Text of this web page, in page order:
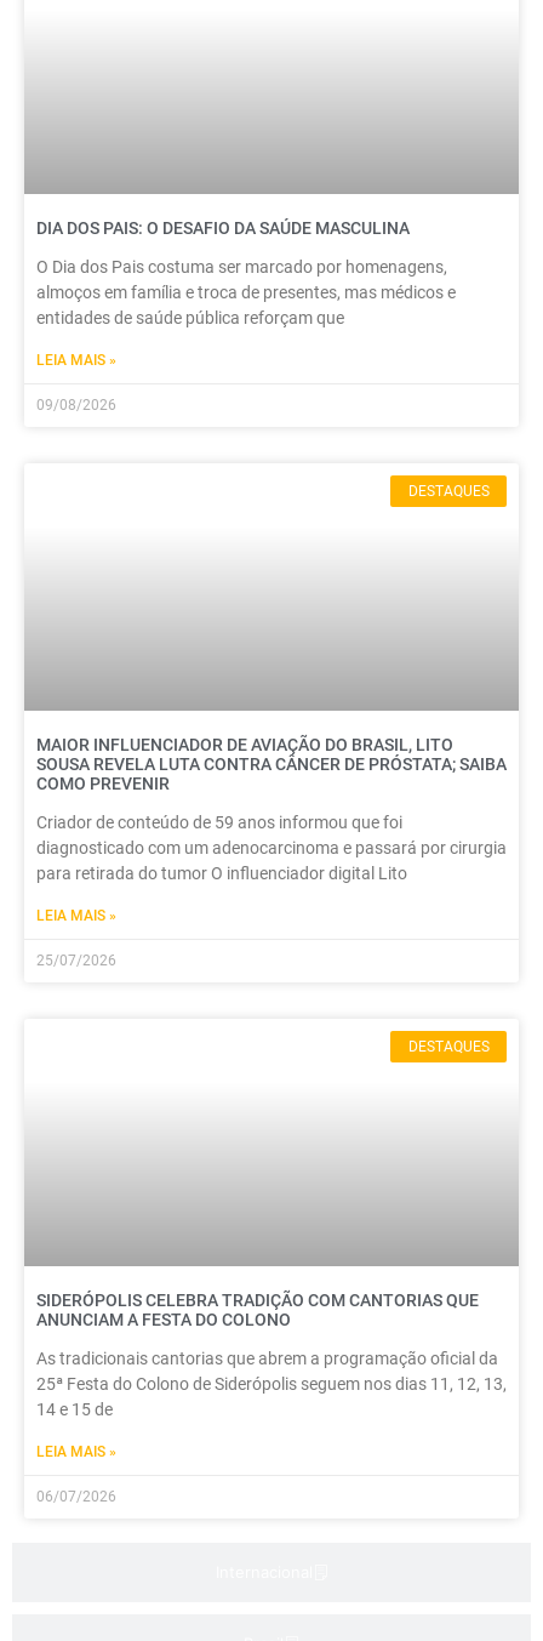
DIA DOS PAIS: O DESAFIO DA SAÚDE MASCULINA
O Dia dos Pais costuma ser marcado por homenagens,
almoços em família e troca de presentes, mas médicos e
entidades de saúde pública reforçam que
LEIA MAIS »
09/08/2026
DESTAQUES
MAIOR INFLUENCIADOR DE AVIAÇÃO DO BRASIL, LITO
SOUSA REVELA LUTA CONTRA CÂNCER DE PRÓSTATA; SAIBA
COMO PREVENIR
Criador de conteúdo de 59 anos informou que foi
diagnosticado com um adenocarcinoma e passará por cirurgia
para retirada do tumor O influenciador digital Lito
LEIA MAIS »
25/07/2026
DESTAQUES
SIDERÓPOLIS CELEBRA TRADIÇÃO COM CANTORIAS QUE
ANUNCIAM A FESTA DO COLONO
As tradicionais cantorias que abrem a programação oficial da
25ª Festa do Colono de Siderópolis seguem nos dias 11, 12, 13,
14 e 15 de
LEIA MAIS »
06/07/2026